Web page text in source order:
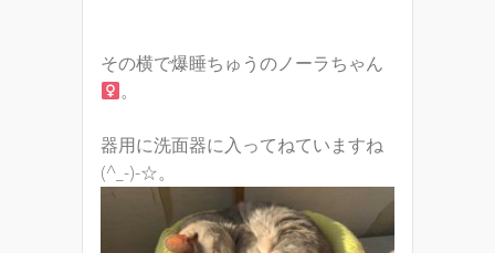
その横で爆睡ちゅうのノーラちゃん
。
器用に洗面器に入ってねていますね
(^_-)-☆。